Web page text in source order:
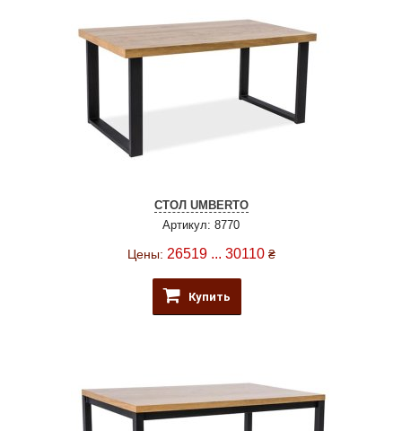
СТОЛ UMBERTO
Артикул: 8770
Цены: 26519 ... 30110 ₴
Купить